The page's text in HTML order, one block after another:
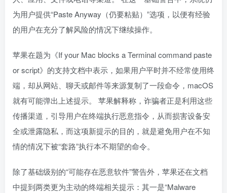
为用户提供“Paste Anyway（仍要粘贴）”选项，以便有经验
的用户在充分了解风险的情况下继续操作。
苹果在题为《If your Mac blocks a Terminal command paste
or script》的支持文档中表示，如果用户平时并不经常使用终
端，却从网站、聊天或邮件等来源复制了一段命令，macOS
就有可能弹出上述提示。 苹果解释称，诈骗者正是利用这些
传播渠道，引导用户在终端执行恶意指令，从而损害设备安
全或泄露隐私，而这项新提示的目的，就是避免用户在不知
情的情况下被“套路”执行本不期望的命令。
除了基础级别的“可能存在恶意软件”警告外，苹果还在文档
中提到两类更为主动的终端相关提示：其一是“Malware